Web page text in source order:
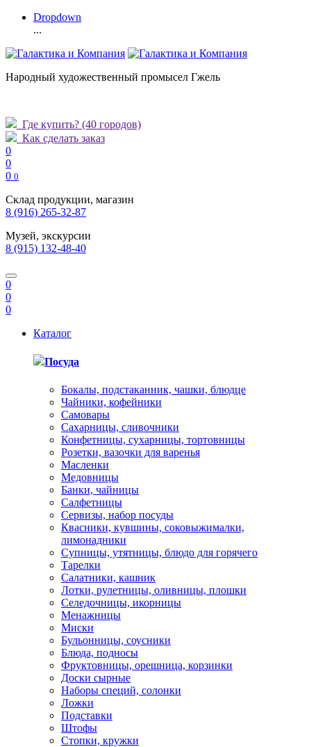
Dropdown
...
Народный художественный промысел Гжель
Где купить? (40 городов)
Как сделать заказ
0
0
0 0
Склад продукции, магазин
8 (916) 265-32-87
Музей, экскурсии
8 (915) 132-48-40
0
0
0
Каталог
Посуда
Бокалы, подстаканник, чашки, блюдце
Чайники, кофейники
Самовары
Сахарницы, сливочники
Конфетницы, сухарницы, тортовницы
Розетки, вазочки для варенья
Масленки
Медовницы
Банки, чайницы
Салфетницы
Сервизы, набор посуды
Квасники, кувшины, соковыжималки,
лимонадники
Супницы, утятницы, блюдо для горячего
Тарелки
Салатники, кашник
Лотки, рулетницы, оливницы, плошки
Селедочницы, икорницы
Менажницы
Миски
Бульонницы, соусники
Блюда, подносы
Фруктовницы, орешница, корзинки
Доски сырные
Наборы специй, солонки
Ложки
Подставки
Штофы
Стопки, кружки